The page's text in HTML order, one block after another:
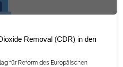
Removal (CDR) in den
für Reform des Europäischen